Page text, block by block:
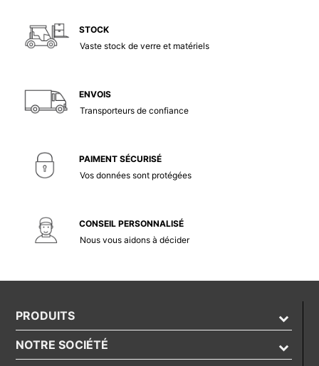
STOCK
Vaste stock de verre et matériels
ENVOIS
Transporteurs de confiance
PAIMENT SÉCURISÉ
Vos données sont protégées
CONSEIL PERSONNALISÉ
Nous vous aidons à décider
PRODUITS
NOTRE SOCIÉTÉ